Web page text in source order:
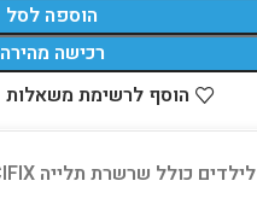
הוספה לסל
רכישה מהירה
הוסף לרשימת משאלות